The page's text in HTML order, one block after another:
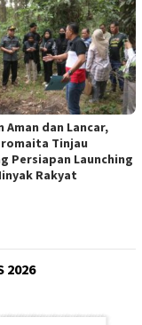
Aman dan Lancar,
Tinjau
Persiapan Launching
Rakyat
2026